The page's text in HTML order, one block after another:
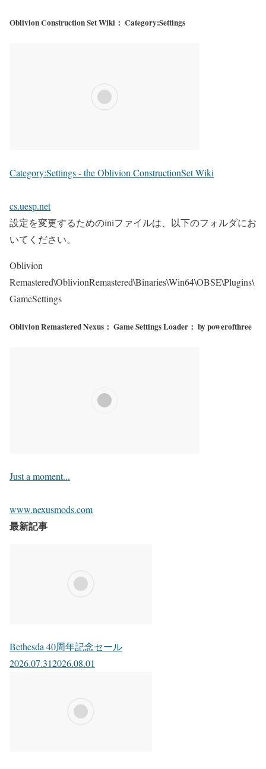
Oblivion Construction Set Wiki： Category:Settings
Category:Settings - the Oblivion ConstructionSet Wiki
cs.uesp.net
設定を変更するためのiniファイルは、以下のフォルダにお
いてください。
Oblivion
Remastered\OblivionRemastered\Binaries\Win64\OBSE\Plugins\
GameSettings
Oblivion Remastered Nexus： Game Settings Loader： by powerofthree
Just a moment...
www.nexusmods.com
最新記事
Bethesda 40周年記念セール
2026.07.312026.08.01